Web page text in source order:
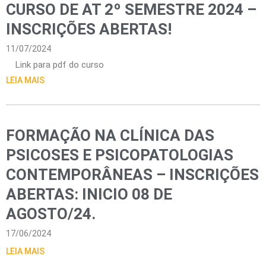
CURSO DE AT 2º SEMESTRE 2024 –
INSCRIÇÕES ABERTAS!
11/07/2024
Link para pdf do curso
LEIA MAIS
FORMAÇÃO NA CLÍNICA DAS
PSICOSES E PSICOPATOLOGIAS
CONTEMPORÂNEAS – INSCRIÇÕES
ABERTAS: INICIO 08 DE
AGOSTO/24.
17/06/2024
LEIA MAIS